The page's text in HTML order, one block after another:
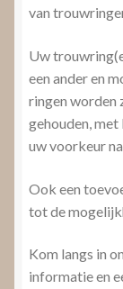
van
Uw
een ander en
ringen worden
gehouden,
uw voorkeur
Ook een
tot de
Kom langs in
informatie en